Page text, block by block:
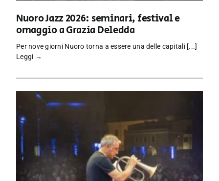
Nuoro Jazz 2026: seminari, festival e
omaggio a Grazia Deledda
Per nove giorni Nuoro torna a essere una delle capitali [...]
Leggi →